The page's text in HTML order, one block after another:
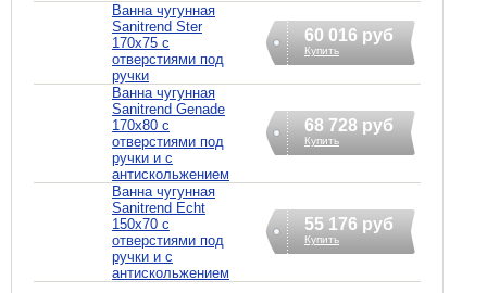
Ванна чугунная
Sanitrend Ster
170х75 с
отверстиями под
ручки
60 016 руб
Купить
Ванна чугунная
Sanitrend Genade
170х80 с
отверстиями под
ручки и с
антискольжением
68 728 руб
Купить
Ванна чугунная
Sanitrend Echt
150х70 с
отверстиями под
ручки и с
антискольжением
55 176 руб
Купить